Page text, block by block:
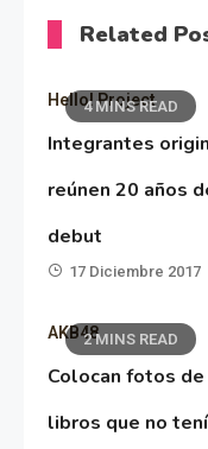
Related
4 MINS READ
Hello! Project
Integrantes
reúnen 20 años
debut
17 Diciembre 2017
2 MINS READ
AKB48
Colocan fotos
libros que no